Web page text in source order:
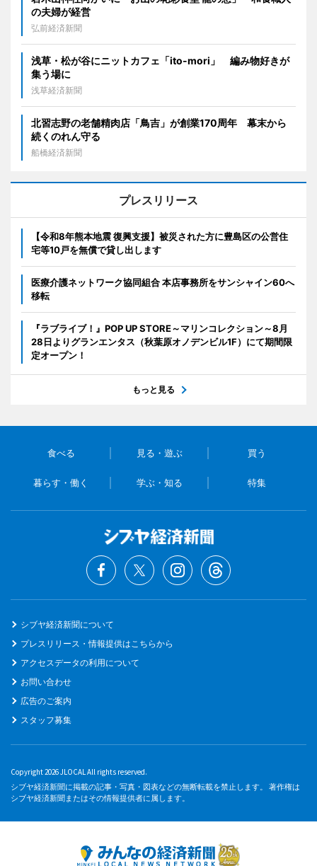
の夫婦が経営
弘前経済新聞
浅草・松が谷にニットカフェ「ito-mori」 編み物好きが
集う場に
浅草経済新聞
北習志野の老舗精肉店「鳥吉」が創業170周年 幕末から
続くのれん守る
船橋経済新聞
プレスリリース
【令和8年熊本地震 復興支援】被災された方に豊島区の公営住
宅等10戸を無償で貸し出します
医療介護ネットワーク協同組合 本店事務所をサンシャイン60へ
移転
『ラブライブ！』POP UP STORE～マリンコレクション～8月
28日よりグランエンタス（秋葉原オノデンビル1F）にて期間限
定オープン！
もっと見る
食べる 見る・遊ぶ 買う
暮らす・働く 学ぶ・知る 特集
シブヤ経済新聞について
プレスリリース・情報提供はこちらから
アクセスデータの利用について
お問い合わせ
広告のご案内
スタッフ募集
Copyright 2026 JLOCAL All rights reserved.
シブヤ経済新聞に掲載の記事・写真・図表などの無断転載を禁止します。 著作権は
シブヤ経済新聞またはその情報提供者に属します。